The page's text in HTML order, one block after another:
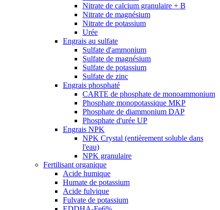
Nitrate de calcium granulaire + B
Nitrate de magnésium
Nitrate de potassium
Urée
Engrais au sulfate
Sulfate d'ammonium
Sulfate de magnésium
Sulfate de potassium
Sulfate de zinc
Engrais phosphaté
CARTE de phosphate de monoammonium
Phosphate monopotassique MKP
Phosphate de diammonium DAP
Phosphate d'urée UP
Engrais NPK
NPK Crystal (entièrement soluble dans
l'eau)
NPK granulaire
Fertilisant organique
Acide humique
Humate de potassium
Acide fulvique
Fulvate de potassium